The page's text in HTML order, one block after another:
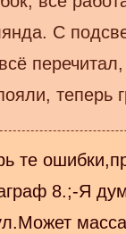
С
теперь
те
8.;-Я